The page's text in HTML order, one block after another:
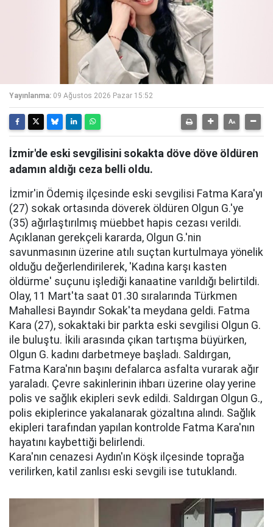
Yayınlanma: 09 Ağustos 2026 Pazar 15:52
İzmir'de eski sevgilisini sokakta döve döve öldüren
adamın aldığı ceza belli oldu.
İzmir'in Ödemiş ilçesinde eski sevgilisi Fatma Kara'yı
(27) sokak ortasında döverek öldüren Olgun G.'ye
(35) ağırlaştırılmış müebbet hapis cezası verildi.
Açıklanan gerekçeli kararda, Olgun G.'nin
savunmasının üzerine atılı suçtan kurtulmaya yönelik
olduğu değerlendirilerek, 'Kadına karşı kasten
öldürme' suçunu işlediği kanaatine varıldığı belirtildi.
Olay, 11 Mart'ta saat 01.30 sıralarında Türkmen
Mahallesi Bayındır Sokak'ta meydana geldi. Fatma
Kara (27), sokaktaki bir parkta eski sevgilisi Olgun G.
ile buluştu. İkili arasında çıkan tartışma büyürken,
Olgun G. kadını darbetmeye başladı. Saldırgan,
Fatma Kara'nın başını defalarca asfalta vurarak ağır
yaraladı. Çevre sakinlerinin ihbarı üzerine olay yerine
polis ve sağlık ekipleri sevk edildi. Saldırgan Olgun G.,
polis ekiplerince yakalanarak gözaltına alındı. Sağlık
ekipleri tarafından yapılan kontrolde Fatma Kara'nın
hayatını kaybettiği belirlendi.
Kara'nın cenazesi Aydın'ın Köşk ilçesinde toprağa
verilirken, katil zanlısı eski sevgili ise tutuklandı.